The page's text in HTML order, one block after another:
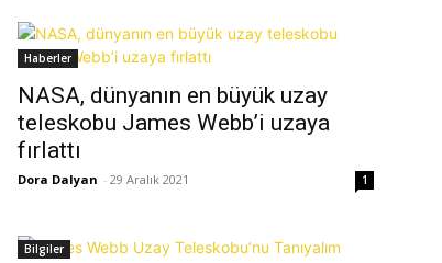
Haberler
NASA, dünyanın en büyük uzay
teleskobu James Webb’i uzaya
fırlattı
Dora Dalyan - 29 Aralık 2021 1
Bilgiler